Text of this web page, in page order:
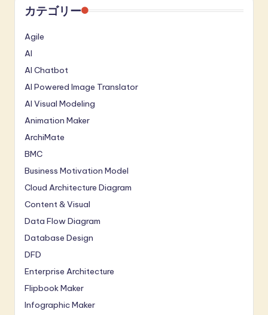
カテゴリー
Agile
AI
AI Chatbot
AI Powered Image Translator
AI Visual Modeling
Animation Maker
ArchiMate
BMC
Business Motivation Model
Cloud Architecture Diagram
Content & Visual
Data Flow Diagram
Database Design
DFD
Enterprise Architecture
Flipbook Maker
Infographic Maker